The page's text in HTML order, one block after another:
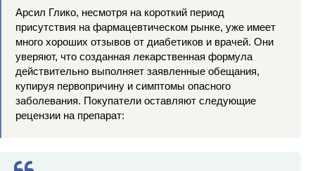
Арсил Глико, несмотря на короткий период
присутствия на фармацевтическом рынке, уже имеет
много хороших отзывов от диабетиков и врачей. Они
уверяют, что созданная лекарственная формула
действительно выполняет заявленные обещания,
купируя первопричину и симптомы опасного
заболевания. Покупатели оставляют следующие
рецензии на препарат: